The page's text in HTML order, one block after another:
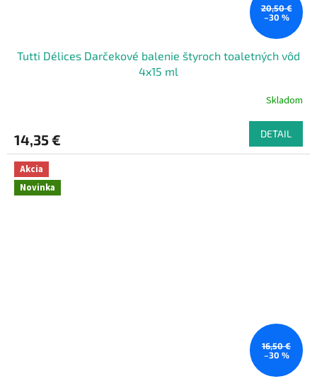
20,50 €
–30 %
Tutti Délices Darčekové balenie štyroch toaletných vôd
4x15 ml
Skladom
14,35 € DETAIL
Akcia
Novinka
16,50 €
–30 %